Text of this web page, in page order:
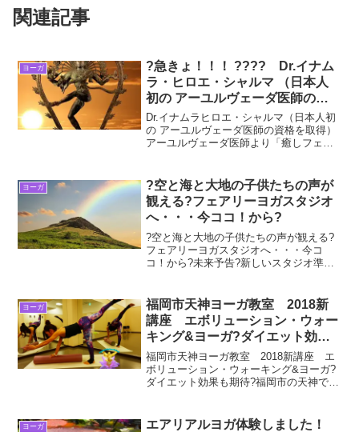
関連記事
ヨーガ
?急きょ！！！ ???? Dr.イナム
ラ・ヒロエ・シャルマ （日本人
初の アーユルヴェーダ医師の資
格を取得） アーユルヴェーダ医
師より 「癒しフェア 2019 in
OSAKA」への出演依頼のオファ
Dr.イナムラヒロエ・シャルマ（日本人初
の アーユルヴェーダ医師の資格を取得）
アーユルヴェーダ医師より「癒しフェ
☆ 癒しフェアとは、 心とカラダそ...
ヨーガ
?空と海と大地の子供たちの声が
観える?フェアリーヨガスタジオ
へ・・・今ココ！から?
?空と海と大地の子供たちの声が観える?
フェアリーヨガスタジオへ・・・今コ
コ！から?未来予告?新しいスタジオ準備
確定いたしました。天空の声、海の風の
かおり、大地から子供た...
ヨーガ
福岡市天神ヨーガ教室 2018新
講座 エボリューション・ウォー
キング&ヨーガ?ダイエット効果
も期待?
福岡市天神ヨーガ教室 2018新講座 エ
ボリューション・ウォーキング&ヨーガ?
ダイエット効果も期待?福岡市の天神で
しました。場所は、”Takahashi Sat...
ヨーガ
エアリアルヨガ体験しました！